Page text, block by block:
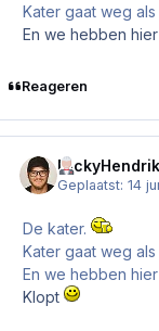
Kater gaat weg
En we hebben
Reageren
Geplaatst:14
De kater.
Kater gaat weg
En we hebben
Klopt